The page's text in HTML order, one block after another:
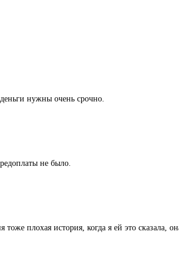
нужны очень срочно.
не было.
плохая история, когда я ей это сказала,